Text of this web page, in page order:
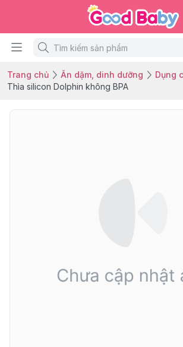
Trang chủ Ăn dặm, dinh dưỡng
Dụng
Thìa silicon Dolphin không BPA